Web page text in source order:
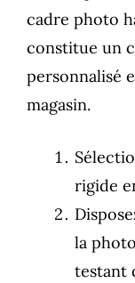
cadre photo
constitue un
personnalisé
magasin.
rigide
la
testant